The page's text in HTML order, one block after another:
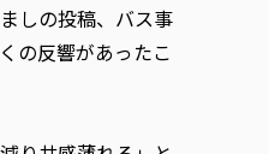
しの投稿、バス事
の反響があったこ